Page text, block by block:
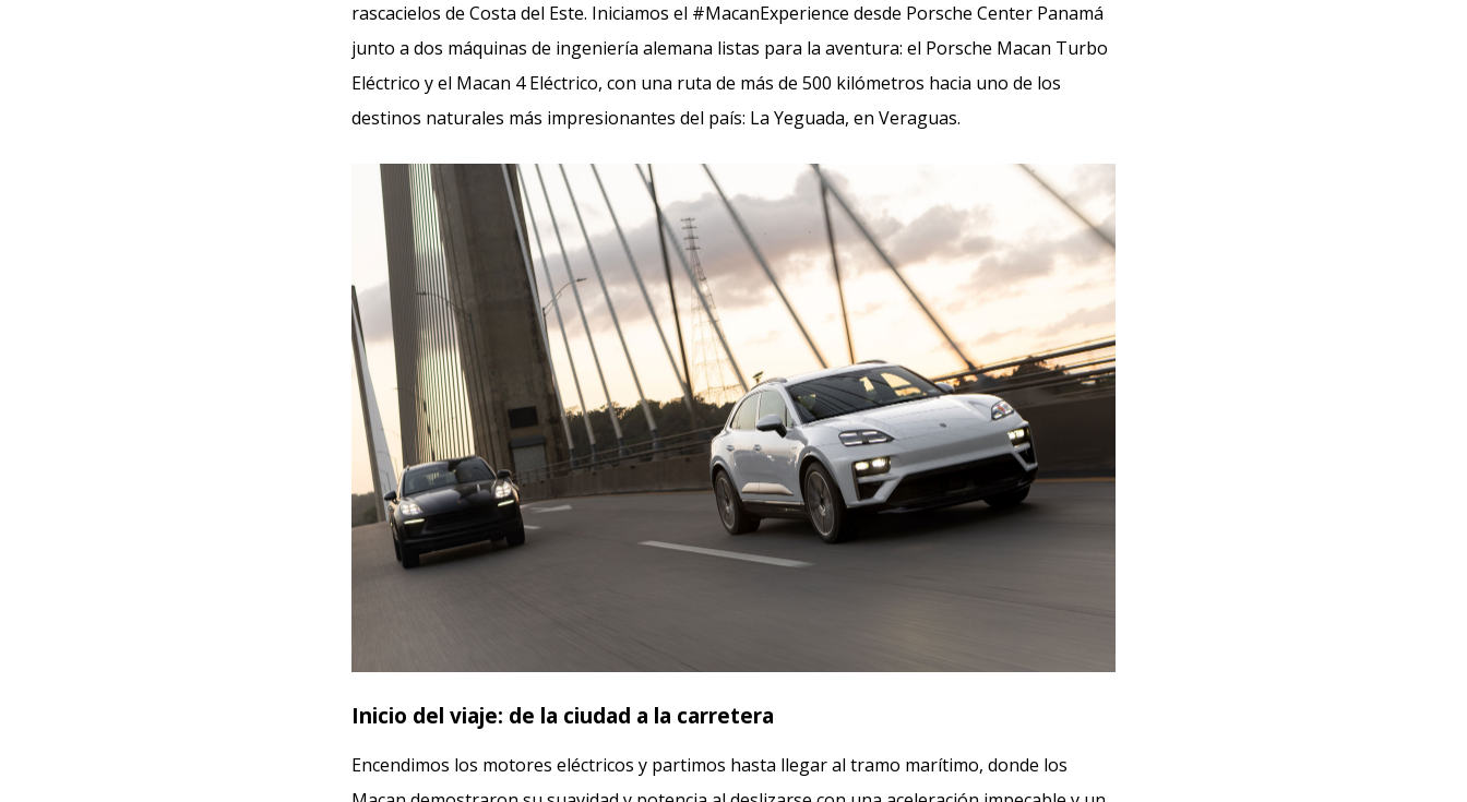
rascacielos de Costa del Este. Iniciamos el #MacanExperience desde Porsche Center Panamá
junto a dos máquinas de ingeniería alemana listas para la aventura: el Porsche Macan Turbo
Eléctrico y el Macan 4 Eléctrico, con una ruta de más de 500 kilómetros hacia uno de los
destinos naturales más impresionantes del país: La Yeguada, en Veraguas.
Inicio del viaje: de la ciudad a la carretera
Encendimos los motores eléctricos y partimos hasta llegar al tramo marítimo, donde los